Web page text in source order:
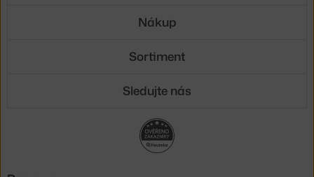
Nákup
Sortiment
Sledujte nás